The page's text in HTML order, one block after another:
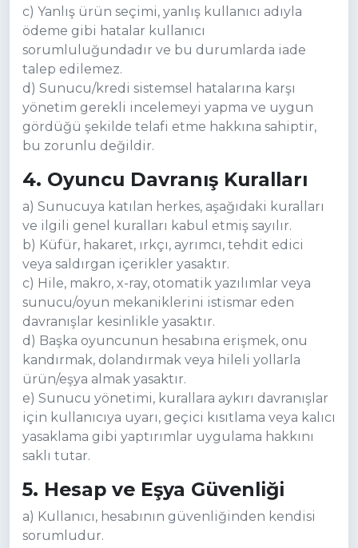
c) Yanlış ürün seçimi, yanlış kullanıcı adıyla
ödeme gibi hatalar kullanıcı
sorumluluğundadır ve bu durumlarda iade
talep edilemez.
d) Sunucu/kredi sistemsel hatalarına karşı
yönetim gerekli incelemeyi yapma ve uygun
gördüğü şekilde telafi etme hakkına sahiptir,
bu zorunlu değildir.
4. Oyuncu Davranış Kuralları
a) Sunucuya katılan herkes, aşağıdaki kuralları
ve ilgili genel kuralları kabul etmiş sayılır.
b) Küfür, hakaret, ırkçı, ayrımcı, tehdit edici
veya saldırgan içerikler yasaktır.
c) Hile, makro, x-ray, otomatik yazılımlar veya
sunucu/oyun mekaniklerini istismar eden
davranışlar kesinlikle yasaktır.
d) Başka oyuncunun hesabına erişmek, onu
kandırmak, dolandırmak veya hileli yollarla
ürün/eşya almak yasaktır.
e) Sunucu yönetimi, kurallara aykırı davranışlar
için kullanıcıya uyarı, geçici kısıtlama veya kalıcı
yasaklama gibi yaptırımlar uygulama hakkını
saklı tutar.
5. Hesap ve Eşya Güvenliği
a) Kullanıcı, hesabının güvenliğinden kendisi
sorumludur.